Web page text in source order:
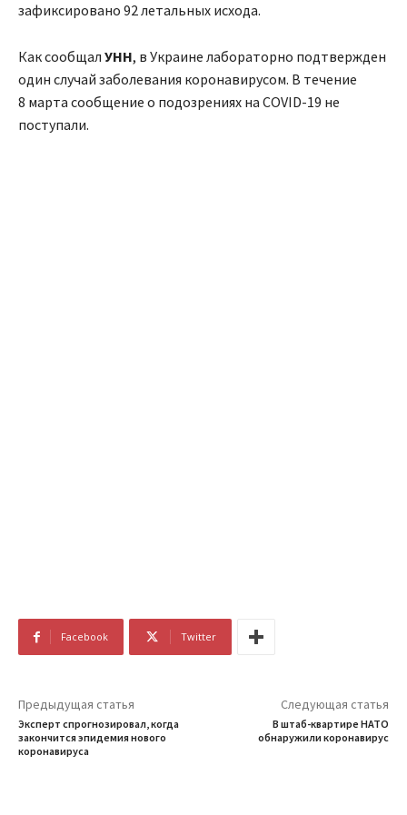
зафиксировано 92 летальных исхода.
Как сообщал УНН, в Украине лабораторно подтвержден
один случай заболевания коронавирусом. В течение
8 марта сообщение о подозрениях на COVID-19 не
поступали.
Facebook Twitter
Предыдущая статья
Эксперт спрогнозировал, когда
закончится эпидемия нового
коронавируса
Следующая статья
В штаб-квартире НАТО
обнаружили коронавирус